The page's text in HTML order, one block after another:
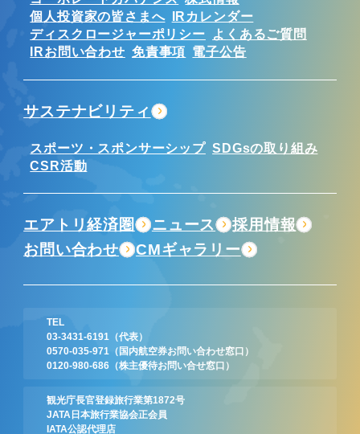
TEL
03-3431-6191
（代表）
0570-035-971
（国内航空券お問い合わせ窓口）
0120-980-686 （株主優待お問い合せ窓口）
観光庁長官登録旅行業第1872号
JATA日本旅行業協会正会員
IATA公認代理店
個人投資家の皆さまへ
IRカレンダー
ディスクロージャーポリシー
よくあるご質問
IRお問い合わせ 免責事項 電子公告
サステナビリティ
スポーツ・スポンサーシップ SDGsの取り組み
CSR活動
エアトリ経済圏 ニュース
採用情報
お問い合わせ
CMギャラリー